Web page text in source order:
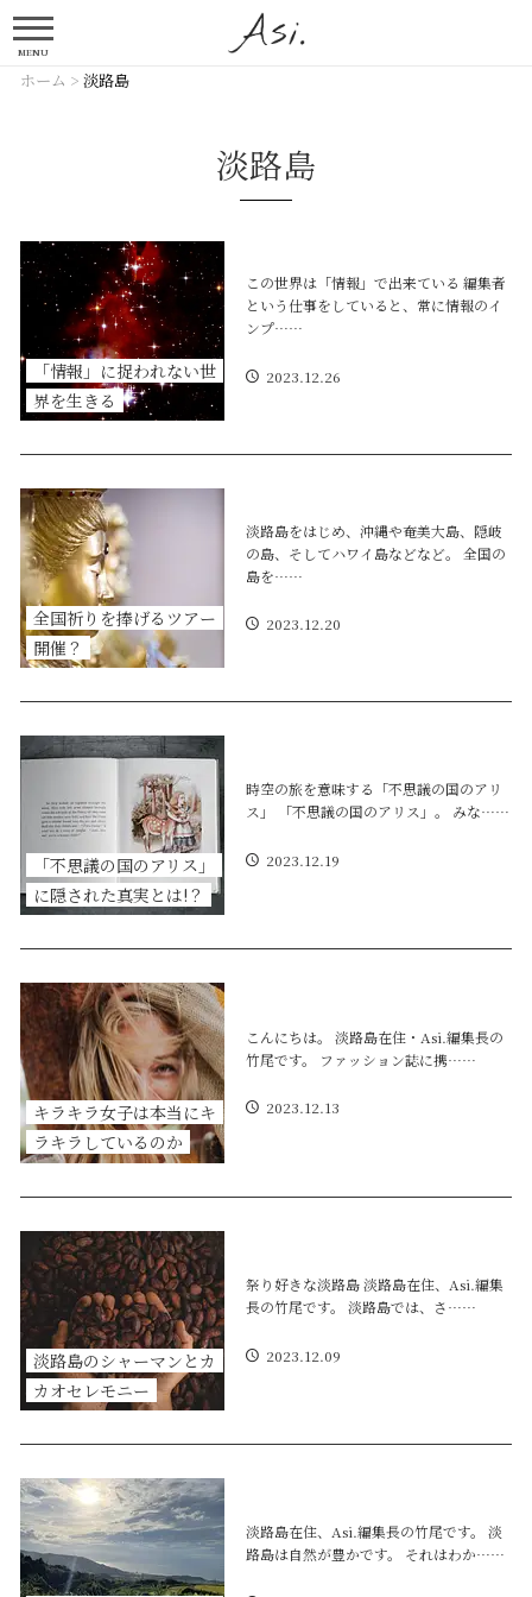
MENU
ホーム > 淡路島
淡路島
「情報」に捉われない世
界を生きる
この世界は「情報」で出来ている 編集者
という仕事をしていると、常に情報のイ
ンプ……
2023.12.26
全国祈りを捧げるツアー
開催？
淡路島をはじめ、沖縄や奄美大島、隠岐
の島、そしてハワイ島などなど。 全国の
島を……
2023.12.20
「不思議の国のアリス」
に隠された真実とは!？
時空の旅を意味する「不思議の国のアリ
ス」 「不思議の国のアリス」。 みな……
2023.12.19
キラキラ女子は本当にキ
ラキラしているのか
こんにちは。 淡路島在住・Asi.編集長の
竹尾です。 ファッション誌に携……
2023.12.13
淡路島のシャーマンとカ
カオセレモニー
祭り好きな淡路島 淡路島在住、Asi.編集
長の竹尾です。 淡路島では、さ……
2023.12.09
淡路島在住、Asi.編集長の竹尾です。 淡
路島は自然が豊かです。 それはわか……